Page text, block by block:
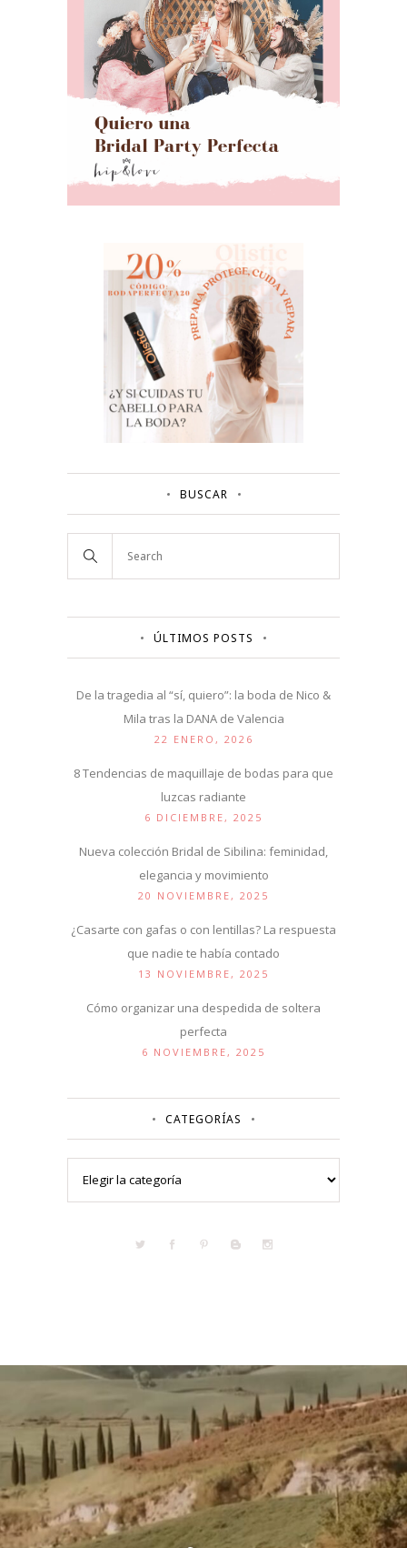
BUSCAR
ÚLTIMOS POSTS
De la tragedia al “sí, quiero”: la boda de Nico &
Mila tras la DANA de Valencia
22 ENERO, 2026
8 Tendencias de maquillaje de bodas para que
luzcas radiante
6 DICIEMBRE, 2025
Nueva colección Bridal de Sibilina: feminidad,
elegancia y movimiento
20 NOVIEMBRE, 2025
¿Casarte con gafas o con lentillas? La respuesta
que nadie te había contado
13 NOVIEMBRE, 2025
Cómo organizar una despedida de soltera
perfecta
6 NOVIEMBRE, 2025
CATEGORÍAS